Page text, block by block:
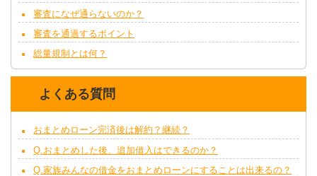
審査になぜ通らないのか？
審査を通過するポイント
総量規制とは何？
よくある質問
おまとめローン完済後は解約？継続？
Q.おまとめした後、追加借入はできるのか？
Q.家族みんなの借金をおまとめローンにすることは出来るの？